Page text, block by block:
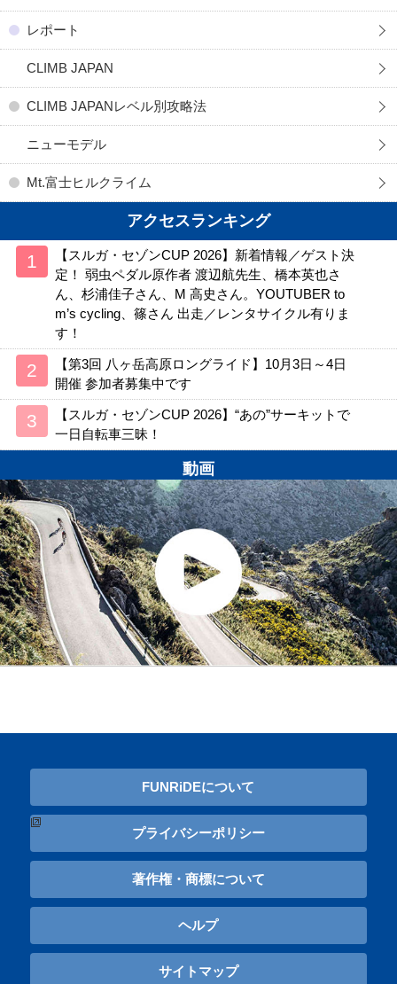
レポート
CLIMB JAPAN
CLIMB JAPANレベル別攻略法
ニューモデル
Mt.富士ヒルクライム
アクセスランキング
【スルガ・セゾンCUP 2026】新着情報／ゲスト決
定！ 弱虫ペダル原作者 渡辺航先生、橋本英也さ
ん、杉浦佳子さん、M 高史さん。YOUTUBER to
m’s cycling、篠さん 出走／レンタサイクル有りま
す！
【第3回 八ヶ岳高原ロングライド】10月3日～4日
開催 参加者募集中です
【スルガ・セゾンCUP 2026】“あの”サーキットで
一日自転車三昧！
動画
FUNRiDEについて
プライバシーポリシー
著作権・商標について
ヘルプ
サイトマップ